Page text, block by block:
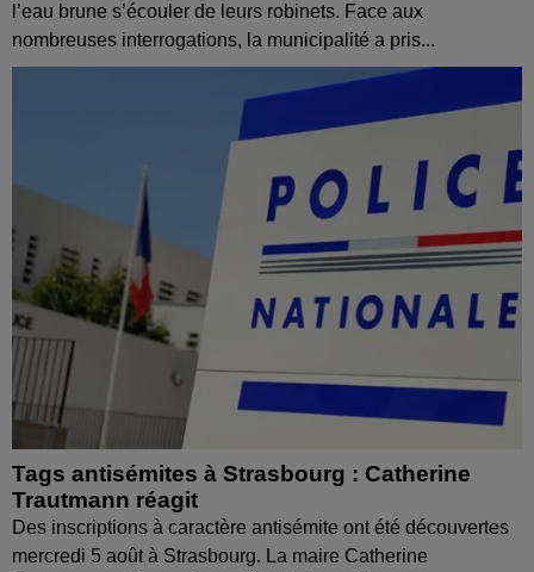
l’eau brune s’écouler de leurs robinets. Face aux
nombreuses interrogations, la municipalité a pris...
Tags antisémites à Strasbourg : Catherine
Trautmann réagit
Des inscriptions à caractère antisémite ont été découvertes
mercredi 5 août à Strasbourg. La maire Catherine